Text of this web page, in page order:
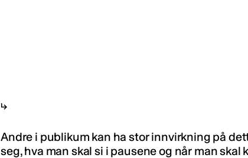
Andre i publikum kan ha stor innvirkning på
seg, hva man skal si i pausene og når man